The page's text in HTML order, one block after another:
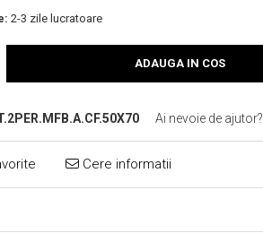
2-3 zile lucratoare
ADAUGA IN COS
Ai nevoie de ajutor?
Cere informatii